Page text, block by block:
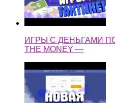
ИГРЫ С ДЕНЬГАМИ ПО
THE MONEY —